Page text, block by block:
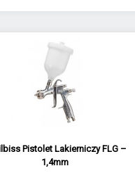
Pistolet Lakierniczy FLG –
1,4mm